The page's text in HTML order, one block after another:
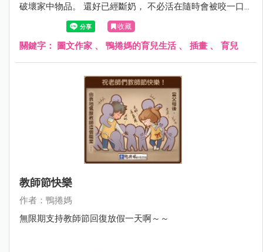
破壞家中物品。 還好已經斷奶， 不必活在隨時會被咬一口
的恐懼當中....
收藏
關鍵字： 圖文作家 、 鴨捲媽的育兒生活、 插畫 、 育兒
教師節快樂
作者：鴨捲媽
無限期支持教師節回復放假一天啊～～